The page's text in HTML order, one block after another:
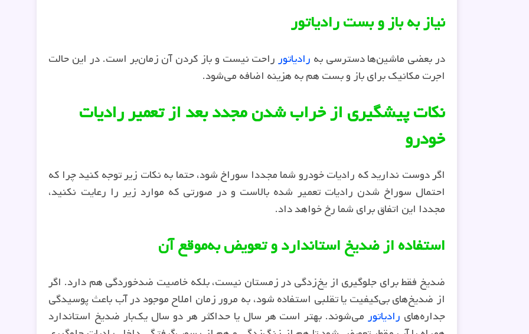
نیاز به باز و بست رادیاتور
در بعضی ماشین‌ها دسترسی به رادیاتورراحت نیست و باز کردن آن زمان‌بر است. در این حالت
اجرت مکانیک برای باز و بست هم به هزینه اضافه می‌شود.
نکات پیشگیری از خراب شدن مجدد بعد از تعمیر رادیات
خودرو
اگر دوست ندارید که رادیات خودرو شما مجددا سوراخ شود، حتما به نکات زیر توجه کنید چرا که
احتمال سوراخ شدن رادیات تعمیر شده بالاست و در صورتی که موارد زیر را رعایت نکنید،
مجددا این اتفاق برای شما رخ خواهد داد.
استفاده از ضدیخ استاندارد و تعویض به‌موقع آن
ضدیخ فقط برای جلوگیری از یخ‌زدگی در زمستان نیست، بلکه خاصیت ضدخوردگی هم دارد. اگر
از ضدیخ‌های بی‌کیفیت یا تقلبی استفاده شود، به مرور زمان املاح موجود در آب باعث پوسیدگی
جداره‌های رادیاتورمی‌شوند. بهتر است هر سال یا حداکثر هر دو سال یک‌بار ضدیخ استاندارد